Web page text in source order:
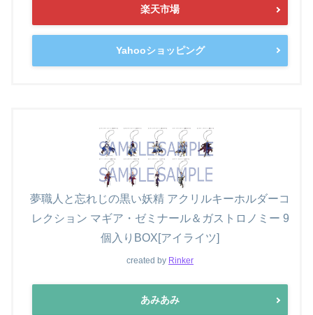
楽天市場
Yahooショッピング
夢職人と忘れじの黒い妖精 アクリルキーホルダーコ
レクション マギア・ゼミナール＆ガストロノミー 9
個入りBOX[アイライツ]
created by Rinker
あみあみ